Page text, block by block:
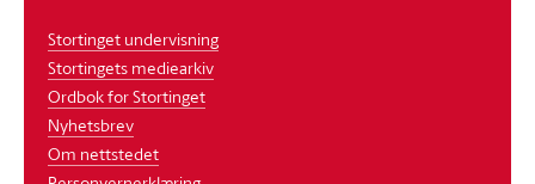
Stortinget undervisning
Stortingets mediearkiv
Ordbok for Stortinget
Nyhetsbrev
Om nettstedet